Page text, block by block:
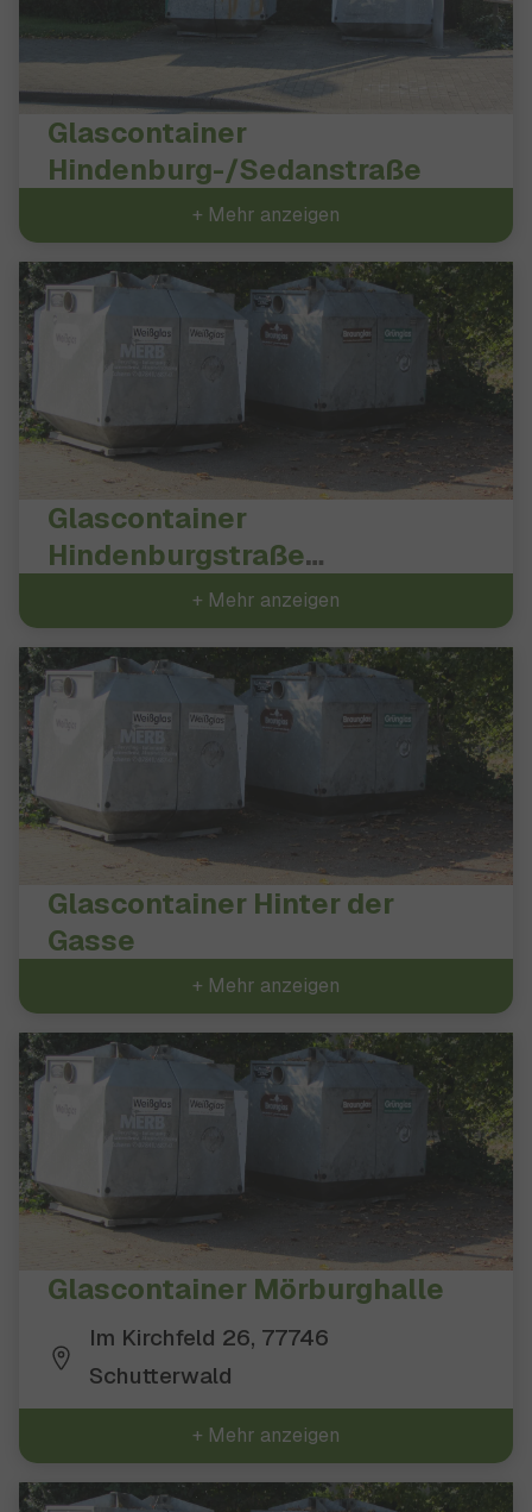
Glascontainer
Hindenburg-/Sedanstraße
+ Mehr anzeigen
Glascontainer
Hindenburgstraße
Bushaltestelle Mitte
+ Mehr anzeigen
Glascontainer Hinter der
Gasse
+ Mehr anzeigen
Glascontainer Mörburghalle
Im Kirchfeld 26, 77746
Schutterwald
+ Mehr anzeigen